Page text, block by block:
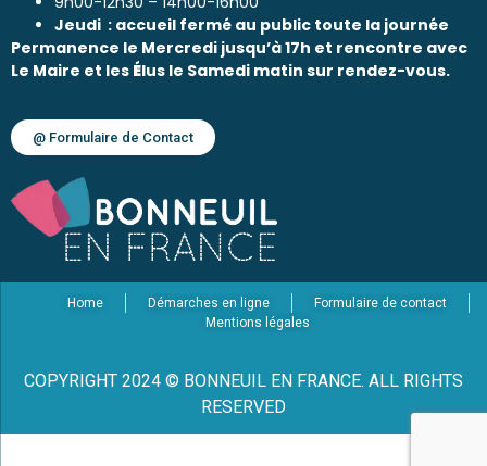
Jeudi : accueil fermé au public toute la journée
Permanence le Mercredi jusqu’à 17h et rencontre avec
Le Maire et les Élus le Samedi matin sur rendez-vous.
@ Formulaire de Contact
Home Démarches en ligne
Formulaire de contact
Mentions légales
COPYRIGHT 2024 © BONNEUIL EN FRANCE. ALL RIGHTS
RESERVED